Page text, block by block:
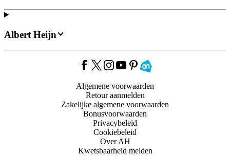
Albert Heijn
Algemene voorwaarden
Retour aanmelden
Zakelijke algemene voorwaarden
Bonusvoorwaarden
Privacybeleid
Cookiebeleid
Over AH
Kwetsbaarheid melden